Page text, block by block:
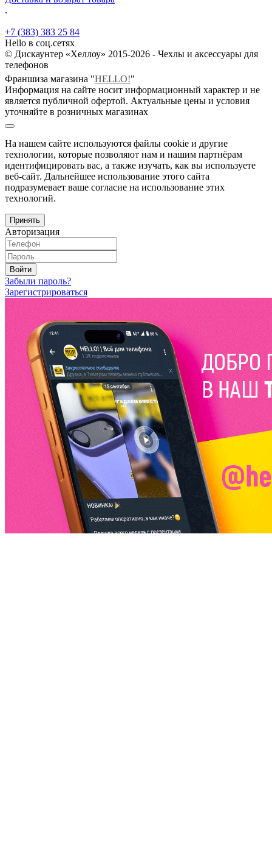
.
+7 (383) 383 25 84
Hello в соц.сетях
© Дискаунтер «Хеллоу» 2015-2026 - Чехлы и аксессуары для
телефонов
Франшиза магазина "HELLO!"
Информация на сайте носит информационный характер и не
является публичной офертой. Актуальные цены и условия
уточняйте в розничных магазинах
На нашем сайте используются файлы cookie и другие
технологии, которые позволяют нам и нашим партнёрам
идентифицировать вас, а также изучать, как вы используете
веб-сайт. Дальнейшее использование этого сайта
подразумевает ваше согласие на использование этих
технологий.
Принять
Авторизация
Войти
Забыли пароль?
Зарегистрироваться